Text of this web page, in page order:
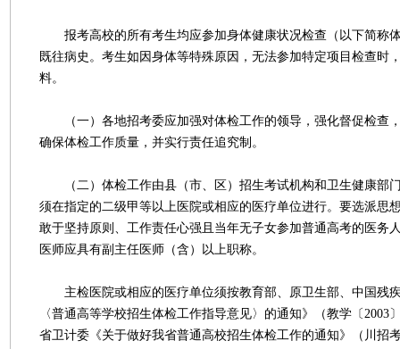
报考高校的所有考生均应参加身体健康状况检查（以下简称
既往病史。考生如因身体等特殊原因，无法参加特定项目检查时
料。
（一）各地招考委应加强对体检工作的领导，强化督促检查
确保体检工作质量，并实行责任追究制。
（二）体检工作由县（市、区）招生考试机构和卫生健康部
须在指定的二级甲等以上医院或相应的医疗单位进行。要选派思
敢于坚持原则、工作责任心强且当年无子女参加普通高考的医务
医师应具有副主任医师（含）以上职称。
主检医院或相应的医疗单位须按教育部、原卫生部、中国残
〈普通高等学校招生体检工作指导意见〉的通知》（教学〔2003
省卫计委《关于做好我省普通高校招生体检工作的通知》（川招